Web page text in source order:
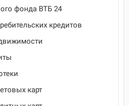
фонда ВТБ 24
кредитов
карт